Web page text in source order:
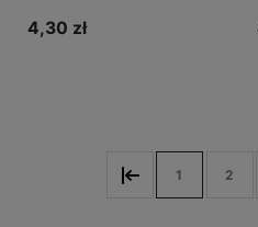
4,30 zł
1 2